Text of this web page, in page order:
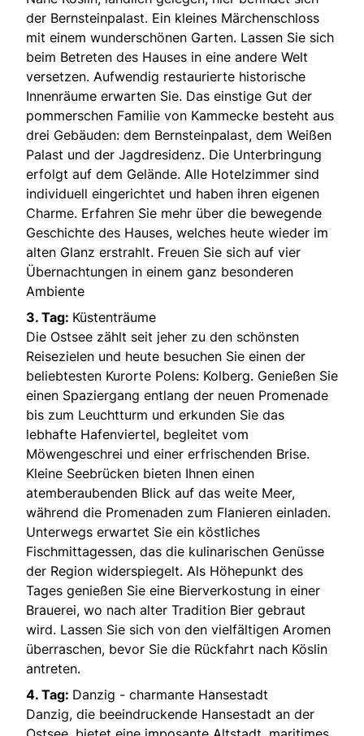
der Bernsteinpalast. Ein kleines Märchenschloss
mit einem wunderschönen Garten. Lassen Sie sich
beim Betreten des Hauses in eine andere Welt
versetzen. Aufwendig restaurierte historische
Innenräume erwarten Sie. Das einstige Gut der
pommerschen Familie von Kammecke besteht aus
drei Gebäuden: dem Bernsteinpalast, dem Weißen
Palast und der Jagdresidenz. Die Unterbringung
erfolgt auf dem Gelände. Alle Hotelzimmer sind
individuell eingerichtet und haben ihren eigenen
Charme. Erfahren Sie mehr über die bewegende
Geschichte des Hauses, welches heute wieder im
alten Glanz erstrahlt. Freuen Sie sich auf vier
Übernachtungen in einem ganz besonderen
Ambiente
3. Tag: Küstenträume
Die Ostsee zählt seit jeher zu den schönsten
Reisezielen und heute besuchen Sie einen der
beliebtesten Kurorte Polens: Kolberg. Genießen Sie
einen Spaziergang entlang der neuen Promenade
bis zum Leuchtturm und erkunden Sie das
lebhafte Hafenviertel, begleitet vom
Möwengeschrei und einer erfrischenden Brise.
Kleine Seebrücken bieten Ihnen einen
atemberaubenden Blick auf das weite Meer,
während die Promenaden zum Flanieren einladen.
Unterwegs erwartet Sie ein köstliches
Fischmittagessen, das die kulinarischen Genüsse
der Region widerspiegelt. Als Höhepunkt des
Tages genießen Sie eine Bierverkostung in einer
Brauerei, wo nach alter Tradition Bier gebraut
wird. Lassen Sie sich von den vielfältigen Aromen
überraschen, bevor Sie die Rückfahrt nach Köslin
antreten.
4. Tag: Danzig - charmante Hansestadt
Danzig, die beeindruckende Hansestadt an der